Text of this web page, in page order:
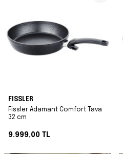
FISSLER
Fissler Adamant Comfort Tava
32 cm
9.999,00 TL